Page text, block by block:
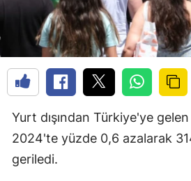
Yurt dışından Türkiye'ye gelen
2024'te yüzde 0,6 azalarak
geriledi.